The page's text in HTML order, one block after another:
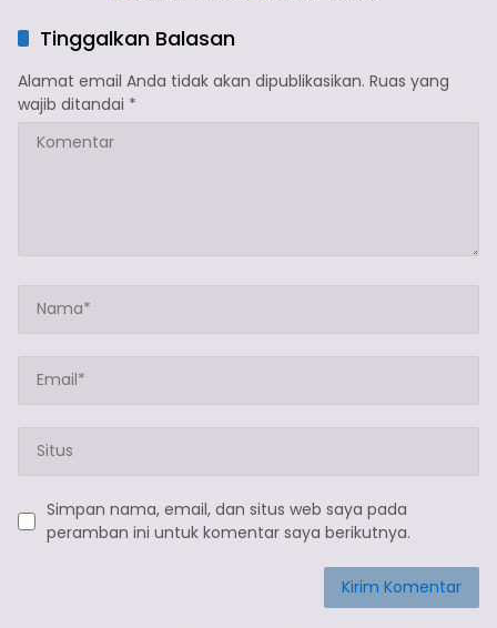
Tinggalkan Balasan
Alamat email Anda tidak akan dipublikasikan. Ruas yang
wajib ditandai *
Simpan nama, email, dan situs web saya pada
peramban ini untuk komentar saya berikutnya.